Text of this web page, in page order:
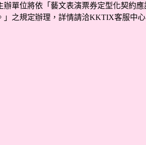
單位將依「藝文表演票券定型化契約
之規定辦理，詳情請洽KKTIX客服中心